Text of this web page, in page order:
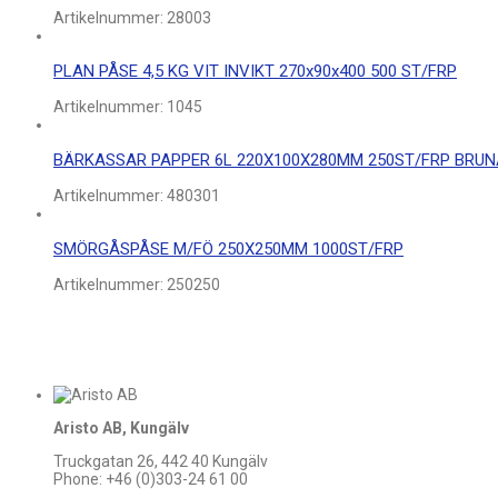
Artikelnummer: 28003
PLAN PÅSE 4,5 KG VIT INVIKT 270x90x400 500 ST/FRP
Artikelnummer: 1045
BÄRKASSAR PAPPER 6L 220X100X280MM 250ST/FRP
Artikelnummer: 480301
SMÖRGÅSPÅSE M/FÖ 250X250MM 1000ST/FRP
Artikelnummer: 250250
Aristo AB, Kungälv
Truckgatan 26, 442 40 Kungälv
Phone: +46 (0)303-24 61 00